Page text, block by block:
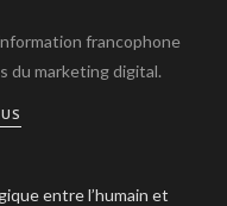
francophone
du marketing digital.
entre l’humain et